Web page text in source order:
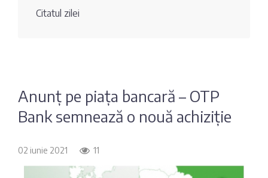
Fotografia
Maib
Moldindconbank
Sondaj
Citatul zilei
Anunț pe piața bancară – OTP
Bank semnează o nouă achiziție
02 iunie 2021 11